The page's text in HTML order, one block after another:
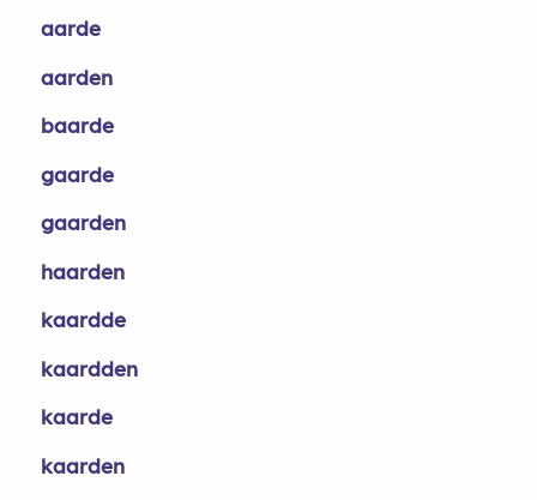
aarde
aarden
baarde
gaarde
gaarden
haarden
kaardde
kaardden
kaarde
kaarden